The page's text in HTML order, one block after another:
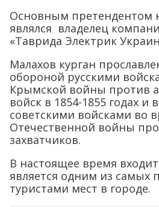
Основным претендентом
являлся владелец
«Таврида Электрик
Малахов курган
обороной русскими
Крымской войны против
войск в 1854-1855 годах и
советскими войсками во
Отечественной войны
захватчиков.
В настоящее время
является одним из самых
туристами мест в городе.